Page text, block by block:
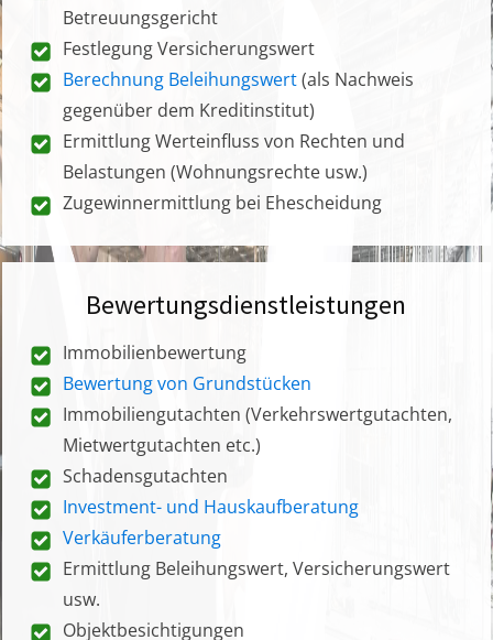
Betreuungsgericht
Festlegung Versicherungswert
Berechnung Beleihungswert(als Nachweis
gegenüber dem Kreditinstitut)
Ermittlung Werteinfluss von Rechten und
Belastungen (Wohnungsrechte usw.)
Zugewinnermittlung bei Ehescheidung
Bewertungsdienstleistungen
Immobilienbewertung
Bewertung von Grundstücken
Immobiliengutachten (Verkehrswertgutachten,
Mietwertgutachten etc.)
Schadensgutachten
Investment- und Hauskaufberatung
Verkäuferberatung
Ermittlung Beleihungswert, Versicherungswert
usw.
Objektbesichtigungen